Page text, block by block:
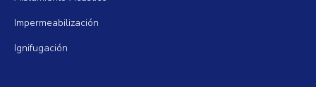
Impermeabilización
Ignifugación